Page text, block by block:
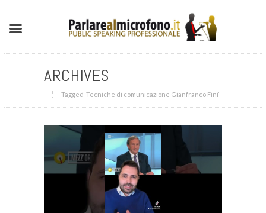
ARCHIVES
Tagged ‘Tecniche di comunicazione Gianfranco Fini‘